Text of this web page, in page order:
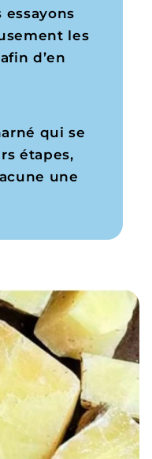
les
d’en
qui se
étapes,
une